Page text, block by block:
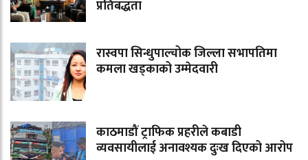
प्रतिबद्धता
रास्वपा सिन्धुपाल्चोक जिल्ला सभापतिमा
कमला खड्काको उम्मेदवारी
काठमाडौं ट्राफिक प्रहरीले कबाडी
व्यवसायीलाई अनावश्यक दुःख दिएको आरोप